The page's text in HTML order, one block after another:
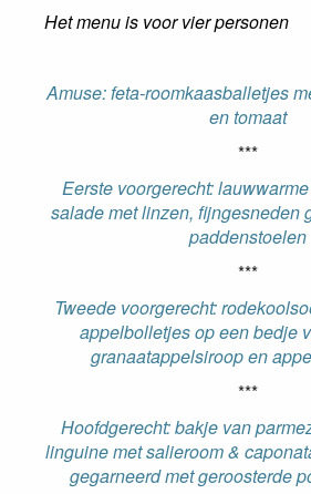
Het menu is voor vier personen
Amuse: feta-roomkaasballetjes
en tomaat
***
Eerste voorgerecht:
salade metlinzen, fijngesneden
paddenstoelen
***
Tweede voorgerecht:
appelbolletjes op een bedje
granaatappelsiroop en
***
Hoofdgerecht: bakje van
linguine met salieroom &
gegarneerd met geroosterde